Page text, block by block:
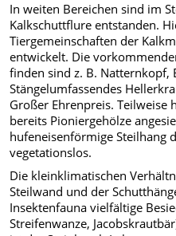
In weiten Bereichen sind im
Kalkschuttflure entstanden.
Tiergemeinschaften der
entwickelt. Die
finden sind z. B. Natternkopf,
Stängelumfassendes
Großer Ehrenpreis. Teilweise
bereits Pioniergehölze
hufeneisenförmige Steilhang
vegetationslos.
Die kleinklimatischen
Steilwand und der
Insektenfauna vielfältige
Streifenwanze,